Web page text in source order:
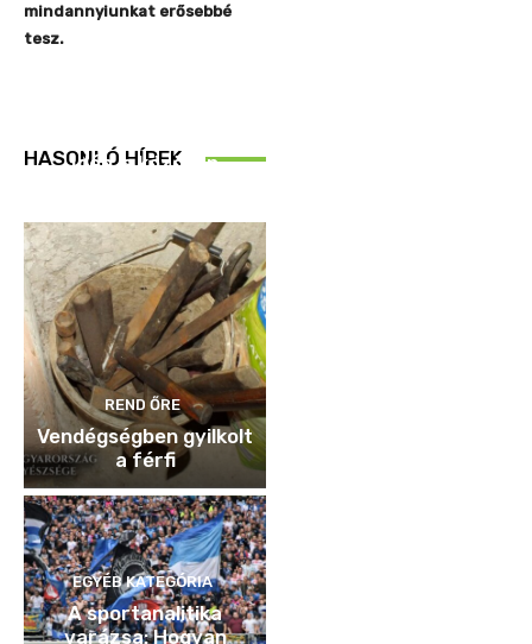
mindannyiunkat erősebbé
tesz.
HASONLÓ HÍREK
Idén is közösen
REND ŐRE
Vendégségben gyilkolt
a férfi
EGYÉB KATEGÓRIA
A sportanalitika
varázsa: Hogyan